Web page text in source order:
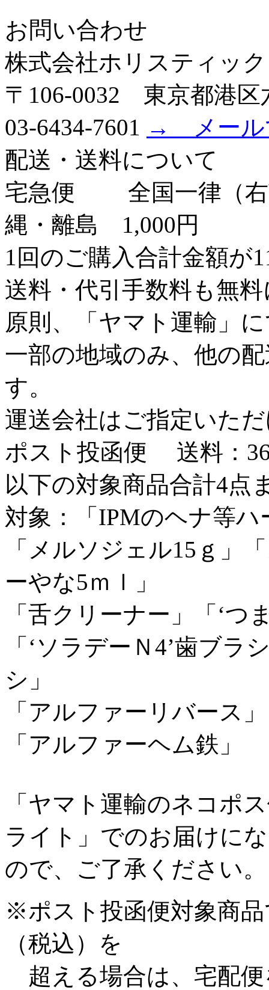
お問い合わせ
株式会社ホリスティッ
〒106-0032 東京都港区
03-6434-7601 → メール
配送・送料について
宅急便
全国一律（
縄・離島 1,000円
1回のご購入合計金額が
送料・代引手数料も無料
原則、「ヤマト運輸」
一部の地域のみ、他の
す。
運送会社はご指定いた
ポスト投函便
送料：
以下の対象商品合計4点
対象：「IPMのヘナ等
「メルソジェル15ｇ」
ーやな5ｍｌ」
「舌クリーナー」「‘つ
「‘ソラデーＮ4’歯ブ
シ」
「アルファーリバース
「アルファーヘム鉄」
「ヤマト運輸のネコポ
ライト」でのお届けに
ので、ご了承ください。
※ポスト投函便対象商品
（税込）を
超える場合は、宅配